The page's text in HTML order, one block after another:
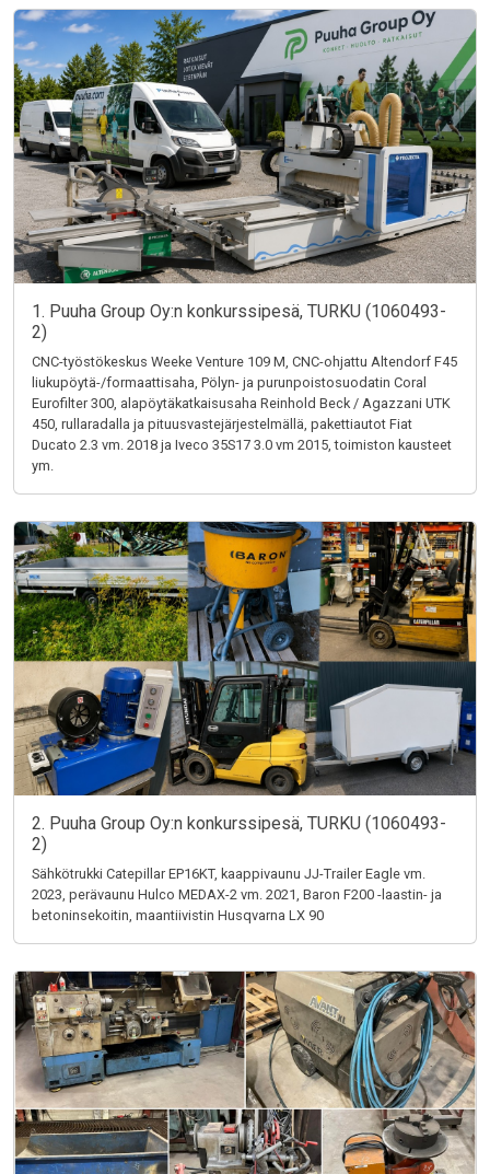
1. Puuha Group Oy:n konkurssipesä, TURKU (1060493-
2)
CNC-työstökeskus Weeke Venture 109 M, CNC-ohjattu Altendorf F45
liukupöytä-/formaattisaha, Pölyn- ja purunpoistosuodatin Coral
Eurofilter 300, alapöytäkatkaisusaha Reinhold Beck / Agazzani UTK
450, rullaradalla ja pituusvastejärjestelmällä, pakettiautot Fiat
Ducato 2.3 vm. 2018 ja Iveco 35S17 3.0 vm 2015, toimiston kausteet
ym.
2. Puuha Group Oy:n konkurssipesä, TURKU (1060493-
2)
Sähkötrukki Catepillar EP16KT, kaappivaunu JJ-Trailer Eagle vm.
2023, perävaunu Hulco MEDAX-2 vm. 2021, Baron F200 -laastin- ja
betoninsekoitin, maantiivistin Husqvarna LX 90